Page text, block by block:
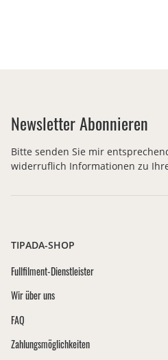
Newsletter Abonnieren
Bitte senden Sie mir
widerruflich Informationen zu
TIPADA-SHOP
Fullfilment-Dienstleister
Wir über uns
FAQ
Zahlungsmöglichkeiten